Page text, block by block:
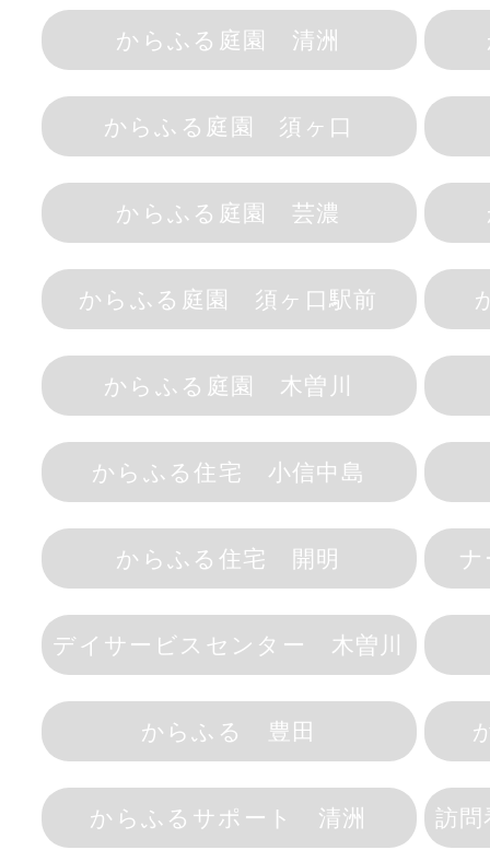
からふる庭園 清洲
からふる庭園 須ヶ口
からふる庭園 芸濃
からふる庭園 須ヶ口駅前
からふる庭園 木曽川
からふる住宅 小信中島
からふる住宅 開明
デイサービスセンター 木曽川
からふる 豊田
からふるサポート 清洲 訪